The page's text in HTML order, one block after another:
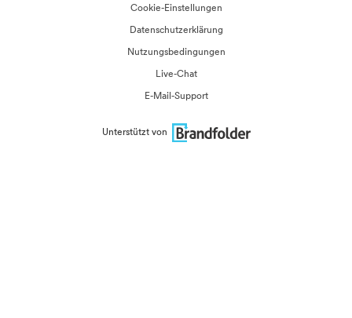
Cookie-Einstellungen
Datenschutzerklärung
Nutzungsbedingungen
Live-Chat
E-Mail-Support
Unterstützt von